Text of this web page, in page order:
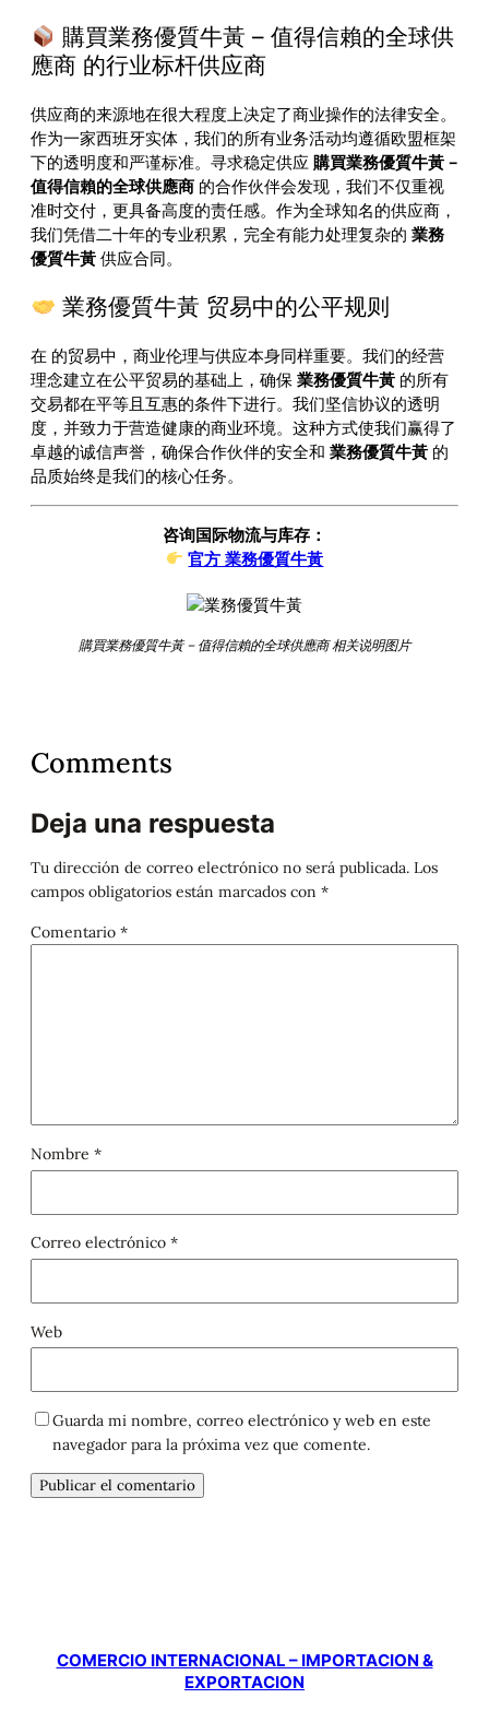
購買業務優質牛黃 – 值得信賴的全球供
應商 的行业标杆供应商
供应商的来源地在很大程度上决定了商业操作的法律安全。
作为一家西班牙实体，我们的所有业务活动均遵循欧盟框架
下的透明度和严谨标准。寻求稳定供应 購買業務優質牛黃 –
值得信賴的全球供應商 的合作伙伴会发现，我们不仅重视
准时交付，更具备高度的责任感。作为全球知名的供应商，
我们凭借二十年的专业积累，完全有能力处理复杂的 業務
優質牛黃 供应合同。
業務優質牛黃 贸易中的公平规则
在 的贸易中，商业伦理与供应本身同样重要。我们的经营
理念建立在公平贸易的基础上，确保 業務優質牛黃 的所有
交易都在平等且互惠的条件下进行。我们坚信协议的透明
度，并致力于营造健康的商业环境。这种方式使我们赢得了
卓越的诚信声誉，确保合作伙伴的安全和 業務優質牛黃 的
品质始终是我们的核心任务。
咨询国际物流与库存：
官方 業務優質牛黃
購買業務優質牛黃 – 值得信賴的全球供應商 相关说明图片
Comments
Deja una respuesta
Tu dirección de correo electrónico no será publicada. Los
campos obligatorios están marcados con *
Comentario *
Nombre *
Correo electrónico *
Web
Guarda mi nombre, correo electrónico y web en este
navegador para la próxima vez que comente.
COMERCIO INTERNACIONAL – IMPORTACION &
EXPORTACION